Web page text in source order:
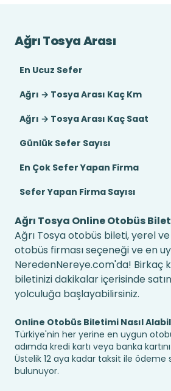
Ağrı Tosya Arası
En Ucuz Sefer
Ağrı → Tosya Arası Kaç Km
Ağrı → Tosya Arası Kaç Saat
Günlük Sefer Sayısı
En Çok Sefer Yapan Firma
Sefer Yapan Firma Sayısı
Ağrı Tosya Online Otobüs
Ağrı Tosya otobüs bileti, yerel
otobüs firması seçeneği ve en
NeredenNereye.com'da! Birkaç
biletinizi dakikalar içerisinde
yolculuğa başlayabilirsiniz.
Online Otobüs Biletimi Nasıl
Türkiye'nin her yerine en uygun
adımda kredi kartı veya banka
Üstelik 12 aya kadar taksit ile ödeme
bulunuyor.